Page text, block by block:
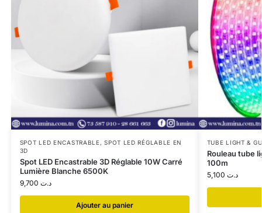
SPOT LED ENCASTRABLE,SPOT LED RÉGLABLE EN
3D
Spot LED Encastrable 3D Réglable 10W Carré
Lumière Blanche 6500K
د.ت
Ajouter au panier
TUBE LIGHT &
Rouleau tube
100m
د.ت